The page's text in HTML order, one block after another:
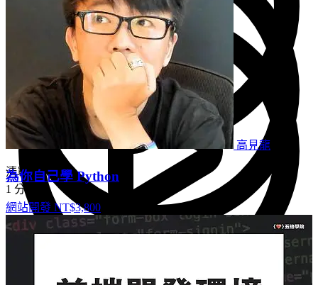
清單
1 分鐘
高見龍
為你自己學 Python
網站開發 NT$3,800